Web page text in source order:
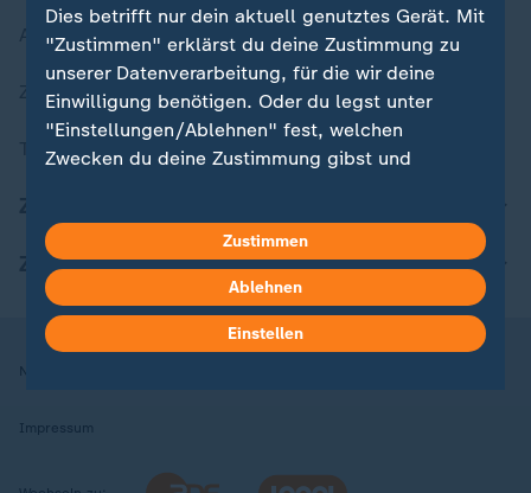
Aktuelle Sendungs-Videos
ZDFheute Stories
Themen im Überblick
ZDFheute Apps
Nutzungsbedingungen
Impressum
Dies betrifft nur dein aktuell genutztes Gerät. Mit
"Zustimmen" erklärst du deine Zustimmung zu
unserer Datenverarbeitung, für die wir deine
Einwilligung benötigen. Oder du legst unter
"Einstellungen/Ablehnen" fest, welchen
Zwecken du deine Zustimmung gibst und
in deinen Einstellungen widerrufen oder ändern.
Hier findest du das Impressum.
Weitere Informationen findest du in unserer
Datenschutzerklärung.
Zustimmen
Ablehnen
Einstellen